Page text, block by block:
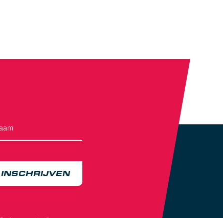
INSCHRIJVEN